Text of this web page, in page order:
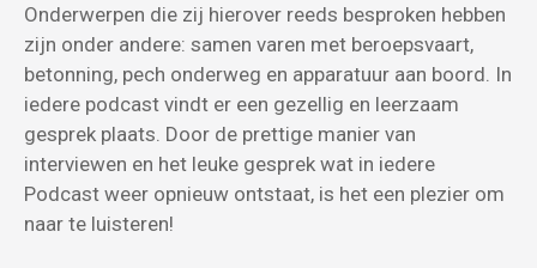
Onderwerpen die zij hierover reeds besproken hebben
zijn onder andere: samen varen met beroepsvaart,
betonning, pech onderweg en apparatuur aan boord. In
iedere podcast vindt er een gezellig en leerzaam
gesprek plaats. Door de prettige manier van
interviewen en het leuke gesprek wat in iedere
Podcast weer opnieuw ontstaat, is het een plezier om
naar te luisteren!